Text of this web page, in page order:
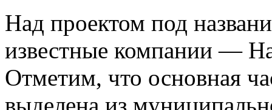
Над проектом под
известные компании —
Отметим, что основная